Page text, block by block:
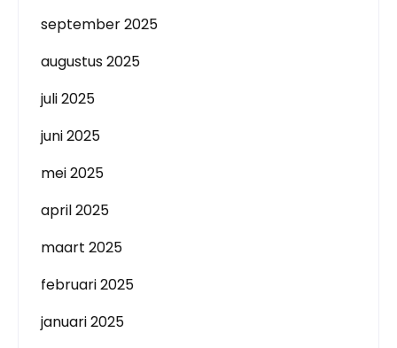
september 2025
augustus 2025
juli 2025
juni 2025
mei 2025
april 2025
maart 2025
februari 2025
januari 2025